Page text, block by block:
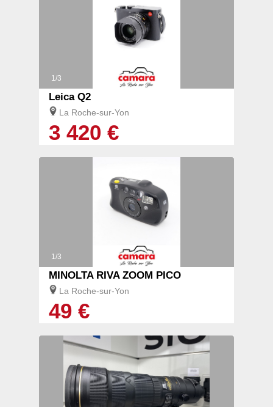
1/3
Leica Q2
La Roche-sur-Yon
3 420 €
1/3
MINOLTA RIVA ZOOM PICO
La Roche-sur-Yon
49 €